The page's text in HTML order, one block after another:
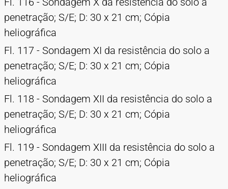
penetração; S/E; D: 30 x 21 cm; Cópia
heliográfica
Fl. 117 - Sondagem XI da resistência do solo a
penetração; S/E; D: 30 x 21 cm; Cópia
heliográfica
Fl. 118 - Sondagem XII da resistência do solo a
penetração; S/E; D: 30 x 21 cm; Cópia
heliográfica
Fl. 119 - Sondagem XIII da resistência do solo a
penetração; S/E; D: 30 x 21 cm; Cópia
heliográfica